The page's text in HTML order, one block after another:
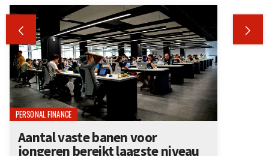
 
PERSONAL FINANCE
Aantal vaste banen voor
jongeren bereikt laagste niveau